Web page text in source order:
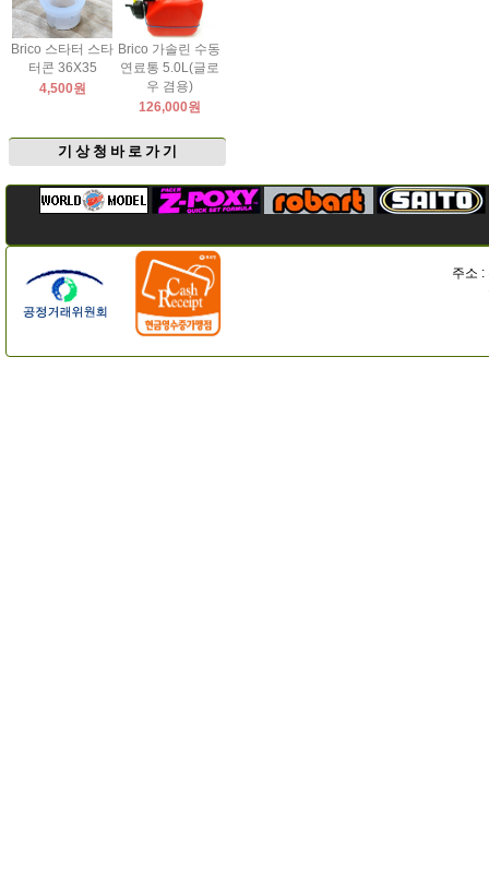
Brico 스타터 스타
터콘 36X35
4,500원
Brico 가솔린 수동
연료통 5.0L(글로
우 겸용)
126,000원
기 상 청 바 로 가 기
주소